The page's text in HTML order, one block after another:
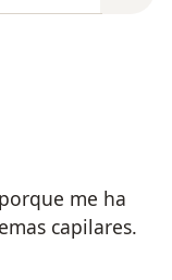
me ha
capilares.